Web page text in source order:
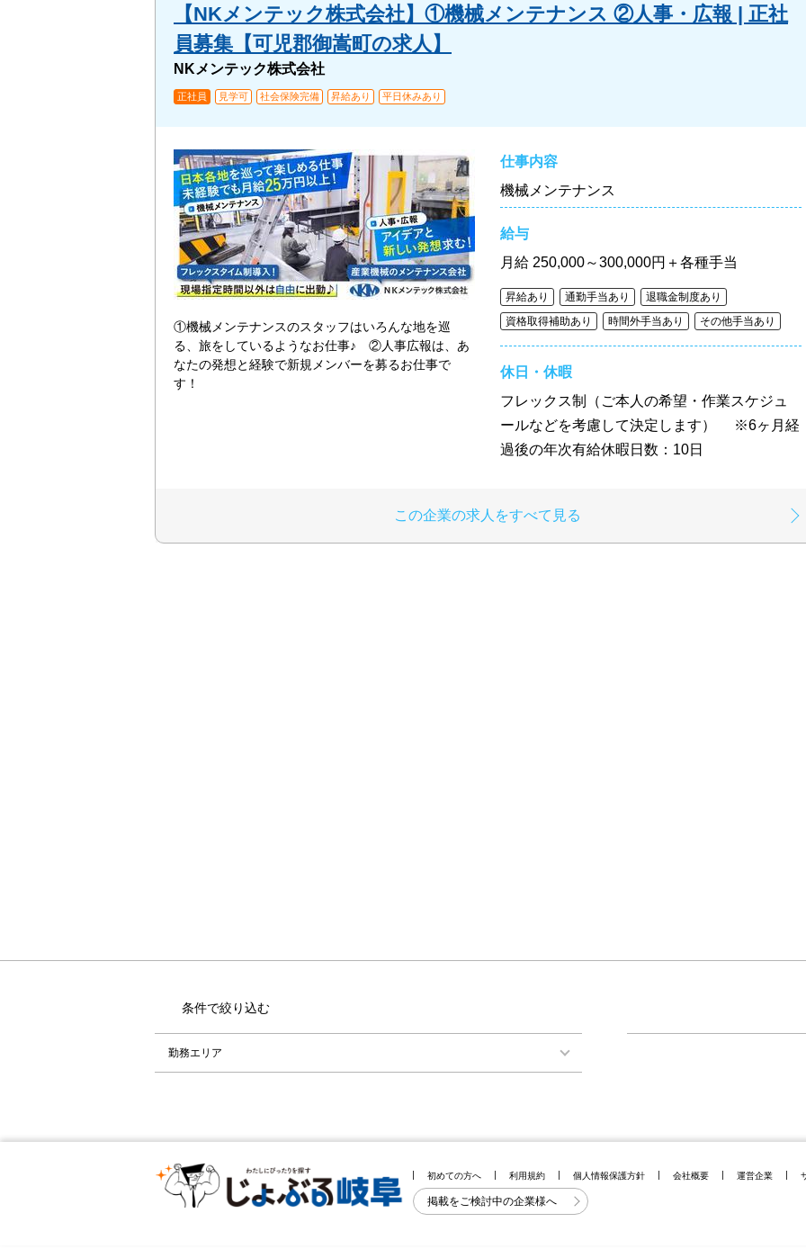
【NKメンテック株式会社】①機械メンテナンス ②人事・広報 | 正社
員募集【可児郡御嵩町の求人】
NKメンテック株式会社
正社員 見学可 社会保険完備 昇給あり 平日休みあり
①機械メンテナンスのスタッフはいろんな地を巡
る、旅をしているようなお仕事♪ ②人事広報は、あ
なたの発想と経験で新規メンバーを募るお仕事で
す！
仕事内容
機械メンテナンス
給与
月給 250,000～300,000円＋各種手当
昇給あり 通勤手当あり
退職金制度あり
資格取得補助あり
時間外手当あり その他手当あり
休日・休暇
フレックス制（ご本人の希望・作業スケジュ
ールなどを考慮して決定します） ※6ヶ月経
過後の年次有給休暇日数：10日
この企業の求人をすべて見る
条件で絞り込む
勤務エリア
初めての方へ 利用規約 個人情報保護方針 会社概要 運営企業
掲載をご検討中の企業様へ